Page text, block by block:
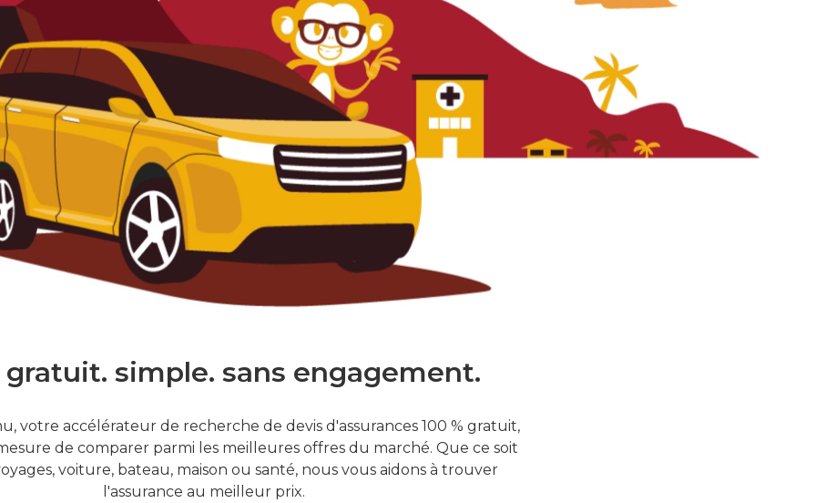
gratuit. simple. sans engagement.
votre accélérateur de recherche de devis d'assurances 100 % gratuit,
de comparer parmi les meilleures offres du marché. Que ce soit
voiture, bateau, maison ou santé, nous vous aidons à trouver
l'assurance au meilleur prix.